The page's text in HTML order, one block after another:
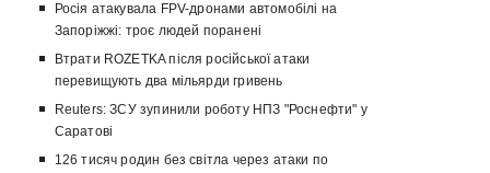
Росія атакувала FPV-дронами автомобілі на
Запоріжжі: троє людей поранені
Втрати ROZETKA після російської атаки
перевищують два мільярди гривень
Reuters: ЗСУ зупинили роботу НПЗ "Роснефти" у
Саратові
126 тисяч родин без світла через атаки по